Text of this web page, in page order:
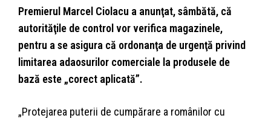
Premierul Marcel Ciolacu a anunţat, sâmbătă, că
autorităţile de control vor verifica magazinele,
pentru a se asigura că ordonanţa de urgenţă privind
limitarea adaosurilor comerciale la produsele de
bază este „corect aplicată”.
„Protejarea puterii de cumpărare a românilor cu